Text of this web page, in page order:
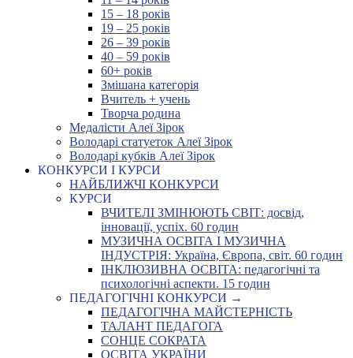
15 – 18 років
19 – 25 років
26 – 39 років
40 – 59 років
60+ років
Змішана категорія
Вчитель + учень
Творча родина
Медалісти Алеї Зірок
Володарі статуеток Алеї Зірок
Володарі кубків Алеї Зірок
КОНКУРСИ І КУРСИ
НАЙБЛИЖЧІ КОНКУРСИ
КУРСИ
ВЧИТЕЛІ ЗМІНЮЮТЬ СВІТ: досвід,
інновації, успіх. 60 годин
МУЗИЧНА ОСВІТА І МУЗИЧНА
ІНДУСТРІЯ: Україна, Європа, світ. 60 годин
ІНКЛЮЗИВНА ОСВІТА: педагогічні та
психологічні аспекти. 15 годин
ПЕДАГОГІЧНІ КОНКУРСИ →
ПЕДАГОГІЧНА МАЙСТЕРНІСТЬ
ТАЛАНТ ПЕДАГОГА
СОНЦЕ СОКРАТА
ОСВІТА УКРАЇНИ